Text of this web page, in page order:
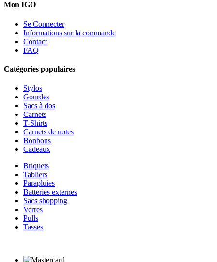
Mon IGO
Se Connecter
Informations sur la commande
Contact
FAQ
Catégories populaires
Stylos
Gourdes
Sacs à dos
Carnets
T-Shirts
Carnets de notes
Bonbons
Cadeaux
Briquets
Tabliers
Parapluies
Batteries externes
Sacs shopping
Verres
Pulls
Tasses